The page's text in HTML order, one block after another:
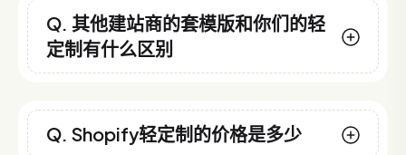
Q. 其他建站商的套模版和你们的轻
定制有什么区别
Q. Shopify轻定制的价格是多少